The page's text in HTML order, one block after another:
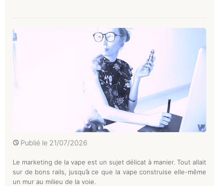
Publié le 21/07/2026
Le marketing de la vape est un sujet délicat à manier. Tout allait
sur de bons rails, jusqu’à ce que la vape construise elle-même
un mur au milieu de la voie.